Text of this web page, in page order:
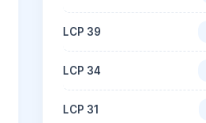
LCP 39
LCP 34
LCP 31